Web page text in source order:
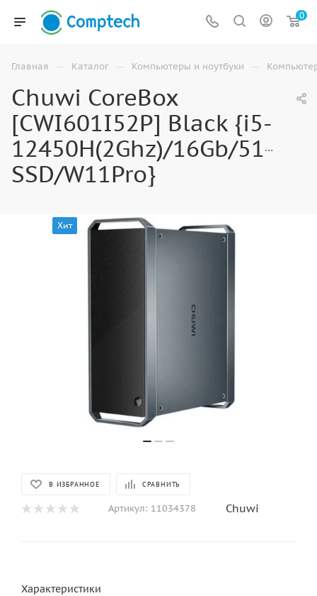
0
Главная — Каталог — Компьютеры и ноутбуки —
Chuwi CoreBox
[CWI601I52P] Black {i5-
12450H(2Ghz)/16Gb/512GB
SSD/W11Pro}
Хит
В ИЗБРАННОЕ СРАВНИТЬ
Артикул: 11034378 Chuwi
Характеристики